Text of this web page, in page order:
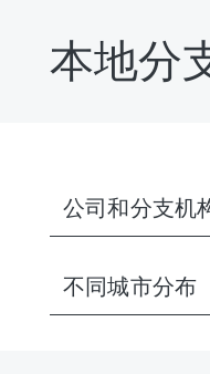
本地分
公司和分支机
不同城市分布